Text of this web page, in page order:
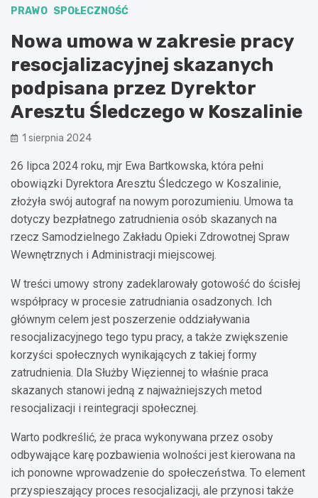
PRAWO SPOŁECZNOŚĆ
Nowa umowa w zakresie pracy
resocjalizacyjnej skazanych
podpisana przez Dyrektor
Aresztu Śledczego w Koszalinie
1 sierpnia 2024
26 lipca 2024 roku, mjr Ewa Bartkowska, która pełni
obowiązki Dyrektora Aresztu Śledczego w Koszalinie,
złożyła swój autograf na nowym porozumieniu. Umowa ta
dotyczy bezpłatnego zatrudnienia osób skazanych na
rzecz Samodzielnego Zakładu Opieki Zdrowotnej Spraw
Wewnętrznych i Administracji miejscowej.
W treści umowy strony zadeklarowały gotowość do ścisłej
współpracy w procesie zatrudniania osadzonych. Ich
głównym celem jest poszerzenie oddziaływania
resocjalizacyjnego tego typu pracy, a także zwiększenie
korzyści społecznych wynikających z takiej formy
zatrudnienia. Dla Służby Więziennej to właśnie praca
skazanych stanowi jedną z najważniejszych metod
resocjalizacji i reintegracji społecznej.
Warto podkreślić, że praca wykonywana przez osoby
odbywające karę pozbawienia wolności jest kierowana na
ich ponowne wprowadzenie do społeczeństwa. To element
przyspieszający proces resocjalizacji, ale przynosi także